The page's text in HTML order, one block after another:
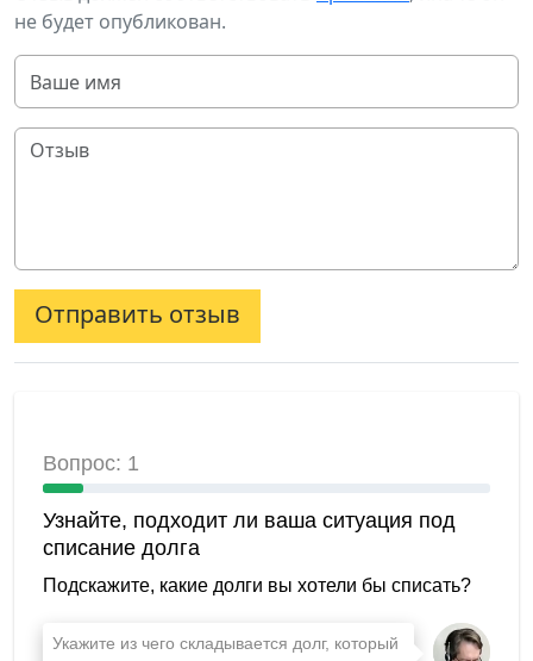
не будет опубликован.
Отправить отзыв